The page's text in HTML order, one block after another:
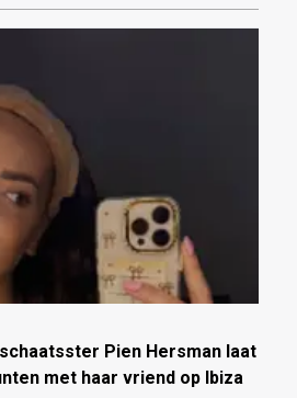
Pien Hersman laat
met haar vriend op Ibiza